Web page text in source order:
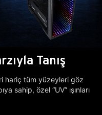
Tanış
hariç tüm yüzeyleri göz
sahip, özel “UV” ışınları